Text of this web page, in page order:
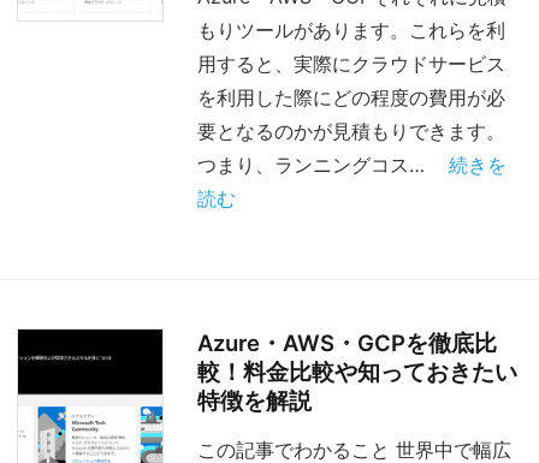
もりツールがあります。これらを利
用すると、実際にクラウドサービス
を利用した際にどの程度の費用が必
要となるのかが見積もりできます。
つまり、ランニングコス…
続きを
読む
Azure・AWS・GCPを徹底比
較！料金比較や知っておきたい
特徴を解説
この記事でわかること 世界中で幅広